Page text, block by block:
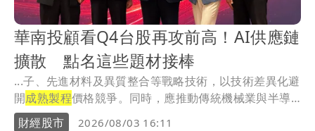
華南投顧看Q4台股再攻前高！AI供應鏈
擴散 點名這些題材接棒
...子、先進材料及異質整合等戰略技術，以技術差異化避
開成熟製程價格競爭。同時，應推動傳統機械業與半導
體設...
財經股市 2026/08/03 16:11